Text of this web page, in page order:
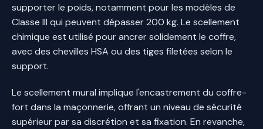
supporter le poids, notamment pour les modèles de
Classe III qui peuvent dépasser 200 kg. Le scellement
chimique est utilisé pour ancrer solidement le coffre,
avec des chevilles HSA ou des tiges filetées selon le
support.
Le scellement mural implique l'encastrement du coffre-
fort dans la maçonnerie, offrant un niveau de sécurité
supérieur par sa discrétion et sa fixation. En revanche,